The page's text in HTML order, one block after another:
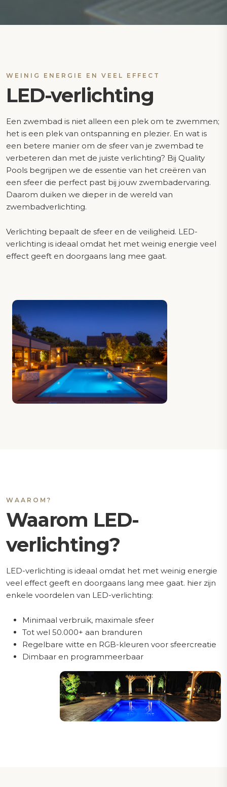
WEINIG ENERGIE EN VEEL EFFECT
LED-verlichting
Een zwembad is niet alleen een plek om te zwemmen;
het is een plek van ontspanning en plezier. En wat is
een betere manier om de sfeer van je zwembad te
verbeteren dan met de juiste verlichting? Bij Quality
Pools begrijpen we de essentie van het creëren van
een sfeer die perfect past bij jouw zwembadervaring.
Daarom duiken we dieper in de wereld van
zwembadverlichting.
Verlichting bepaalt de sfeer en de veiligheid. LED-
verlichting is ideaal omdat het met weinig energie veel
effect geeft en doorgaans lang mee gaat.
WAAROM?
Waarom LED-
verlichting?
LED-verlichting is ideaal omdat het met weinig energie
veel effect geeft en doorgaans lang mee gaat. hier zijn
enkele voordelen van LED-verlichting:
Minimaal verbruik, maximale sfeer
Tot wel 50.000+ aan branduren
Regelbare witte en RGB-kleuren voor sfeercreatie
Dimbaar en programmeerbaar